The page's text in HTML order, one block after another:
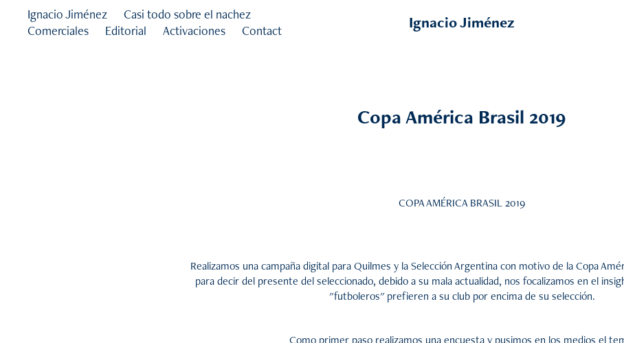
Ignacio Jiménez
Casi todo sobre el nachez
Comerciales
Editorial Activaciones Contact Ignacio Jiménez
Copa América Brasil 2019
COPA AMÉRICA BRASIL 2019
Realizamos una campaña digital para Quilmes y la Selección Argentina con motivo de la Copa
para decir del presente del seleccionado, debido a su mala actualidad, nos focalizamos en el
"futboleros" prefieren a su club por encima de su selección.
Como primer paso realizamos una encuesta y pusimos en los medios el